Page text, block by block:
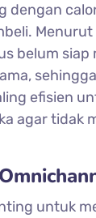
dengan
Menurut
belum siap
efisien
agar tidak
untuk